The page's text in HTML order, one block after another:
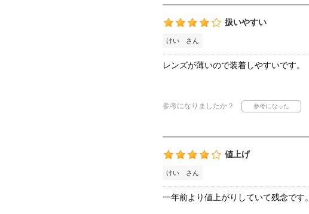
扱いやすい
けい さん
レンズが薄いので装着しやすいです。
参考になりましたか？
値上げ
けい さん
一年前より値上がりしていて残念です。